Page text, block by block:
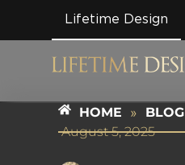
Lifetime Design
HOME » BLOG
August 5, 2025